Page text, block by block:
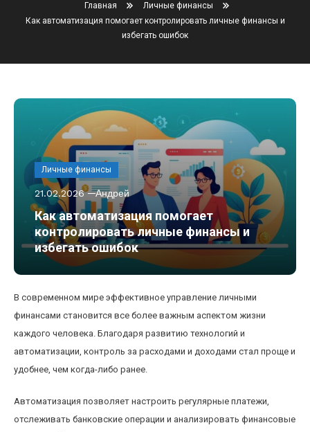
Главная
Личные финансы
Как автоматизация помогает контролировать личные финансы и
избегать ошибок
Личные финансы
21.02.2026 Андрей
Как автоматизация помогает
контролировать личные финансы и
избегать ошибок
В современном мире эффективное управление личными
финансами становится все более важным аспектом жизни
каждого человека. Благодаря развитию технологий и
автоматизации, контроль за расходами и доходами стал проще и
удобнее, чем когда-либо ранее.
Автоматизация позволяет настроить регулярные платежи,
отслеживать банковские операции и анализировать финансовые